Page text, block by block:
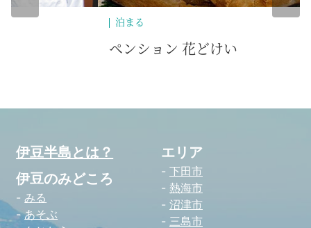
ペンション 花どけい
伊豆半島とは？
伊豆のみどころ
みる
あそぶ
エリア
下田市
熱海市
沼津市
三島市